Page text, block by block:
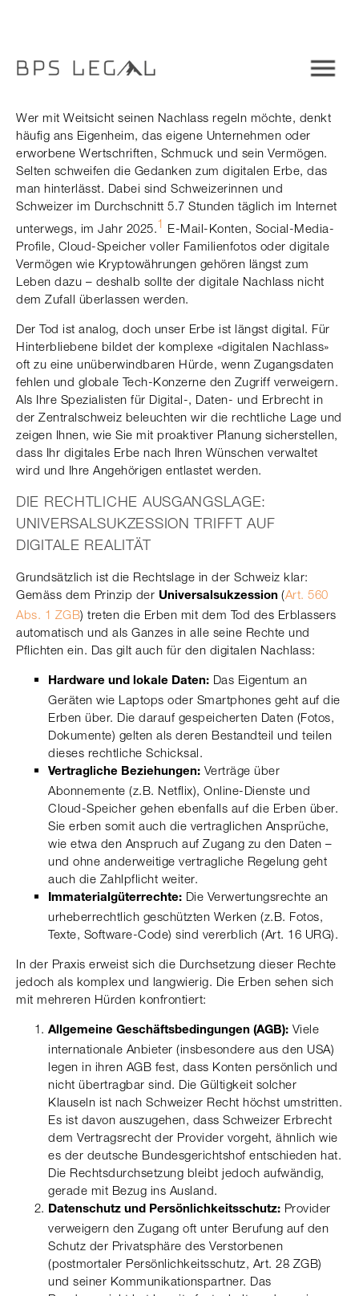
Wer mit Weitsicht seinen Nachlass regeln möchte, denkt
häufig ans Eigenheim, das eigene Unternehmen oder
erworbene Wertschriften, Schmuck und sein Vermögen.
Selten schweifen die Gedanken zum digitalen Erbe, das
man hinterlässt. Dabei sind Schweizerinnen und
Schweizer im Durchschnitt 5.7 Stunden täglich im Internet
unterwegs, im Jahr 2025.1 E-Mail-Konten, Social-Media-
Profile, Cloud-Speicher voller Familienfotos oder digitale
Vermögen wie Kryptowährungen gehören längst zum
Leben dazu – deshalb sollte der digitale Nachlass nicht
dem Zufall überlassen werden.
Der Tod ist analog, doch unser Erbe ist längst digital. Für
Hinterbliebene bildet der komplexe «digitalen Nachlass»
oft zu eine unüberwindbaren Hürde, wenn Zugangsdaten
fehlen und globale Tech-Konzerne den Zugriff verweigern.
Als Ihre Spezialisten für Digital-, Daten- und Erbrecht in
der Zentralschweiz beleuchten wir die rechtliche Lage und
zeigen Ihnen, wie Sie mit proaktiver Planung sicherstellen,
dass Ihr digitales Erbe nach Ihren Wünschen verwaltet
wird und Ihre Angehörigen entlastet werden.
DIE RECHTLICHE AUSGANGSLAGE:
UNIVERSALSUKZESSION TRIFFT AUF
DIGITALE REALITÄT
Grundsätzlich ist die Rechtslage in der Schweiz klar:
Gemäss dem Prinzip der Universalsukzession (Art. 560
Abs. 1 ZGB) treten die Erben mit dem Tod des Erblassers
automatisch und als Ganzes in alle seine Rechte und
Pflichten ein. Das gilt auch für den digitalen Nachlass:
Hardware und lokale Daten: Das Eigentum an
Geräten wie Laptops oder Smartphones geht auf die
Erben über. Die darauf gespeicherten Daten (Fotos,
Dokumente) gelten als deren Bestandteil und teilen
dieses rechtliche Schicksal.
Vertragliche Beziehungen: Verträge über
Abonnemente (z.B. Netflix), Online-Dienste und
Cloud-Speicher gehen ebenfalls auf die Erben über.
Sie erben somit auch die vertraglichen Ansprüche,
wie etwa den Anspruch auf Zugang zu den Daten –
und ohne anderweitige vertragliche Regelung geht
auch die Zahlpflicht weiter.
Immaterialgüterrechte: Die Verwertungsrechte an
urheberrechtlich geschützten Werken (z.B. Fotos,
Texte, Software-Code) sind vererblich (Art. 16 URG).
In der Praxis erweist sich die Durchsetzung dieser Rechte
jedoch als komplex und langwierig. Die Erben sehen sich
mit mehreren Hürden konfrontiert:
Allgemeine Geschäftsbedingungen (AGB): Viele
internationale Anbieter (insbesondere aus den USA)
legen in ihren AGB fest, dass Konten persönlich und
nicht übertragbar sind. Die Gültigkeit solcher
Klauseln ist nach Schweizer Recht höchst umstritten.
Es ist davon auszugehen, dass Schweizer Erbrecht
dem Vertragsrecht der Provider vorgeht, ähnlich wie
es der deutsche Bundesgerichtshof entschieden hat.
Die Rechtsdurchsetzung bleibt jedoch aufwändig,
gerade mit Bezug ins Ausland.
Datenschutz und Persönlichkeitsschutz: Provider
verweigern den Zugang oft unter Berufung auf den
Schutz der Privatsphäre des Verstorbenen
(postmortaler Persönlichkeitsschutz, Art. 28 ZGB)
und seiner Kommunikationspartner. Das